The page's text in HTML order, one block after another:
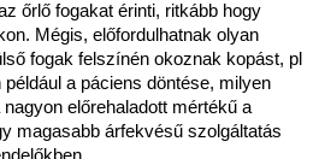
őrlő fogakat érinti, ritkább hogy
Mégis, előfordulhatnak olyan
fogak felszínén okoznak kopást, pl
a páciens döntése, milyen
előrehaladott mértékű a
magasabb árfekvésű szolgáltatás